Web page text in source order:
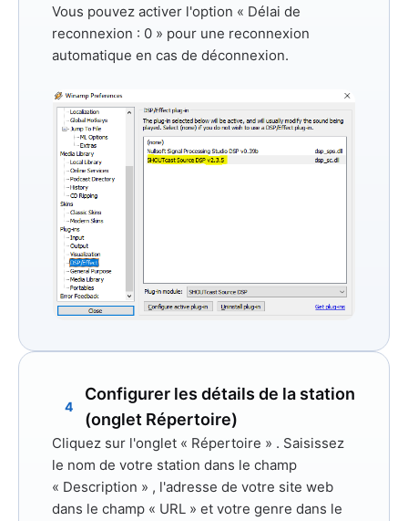
Vous pouvez activer l'option « Délai de
reconnexion : 0 » pour une reconnexion
automatique en cas de déconnexion.
4
Configurer les détails de la station
(onglet Répertoire)
Cliquez sur l'onglet « Répertoire » . Saisissez
le nom de votre station dans le champ
« Description » , l'adresse de votre site web
dans le champ « URL » et votre genre dans le